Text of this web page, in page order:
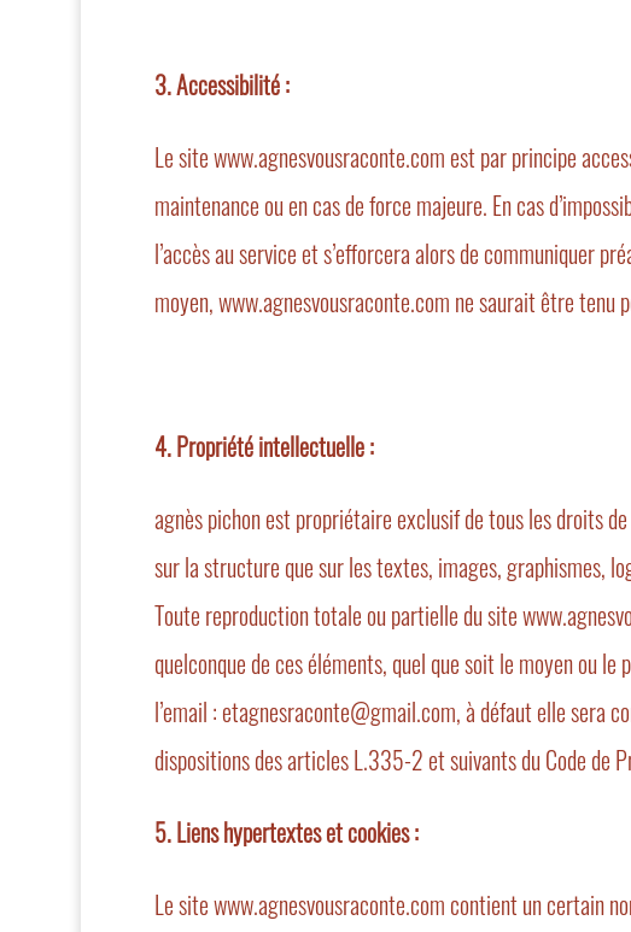
3. Accessibilité :
Le site www.agnesvousraconte.com est par principe
maintenance ou en cas de force majeure. En cas
l’accès au service et s’efforcera alors de communiquer
moyen, www.agnesvousraconte.com ne saurait être tenu
4. Propriété intellectuelle :
agnès pichon est propriétaire exclusif de tous les droits
sur la structure que sur les textes, images, graphismes,
Toute reproduction totale ou partielle du site
quelconque de ces éléments, quel que soit le moyen ou
l’email : etagnesraconte@gmail.com, à défaut elle sera
dispositions des articles L.335-2 et suivants du Code de
5. Liens hypertextes et cookies :
Le site www.agnesvousraconte.com contient un certain